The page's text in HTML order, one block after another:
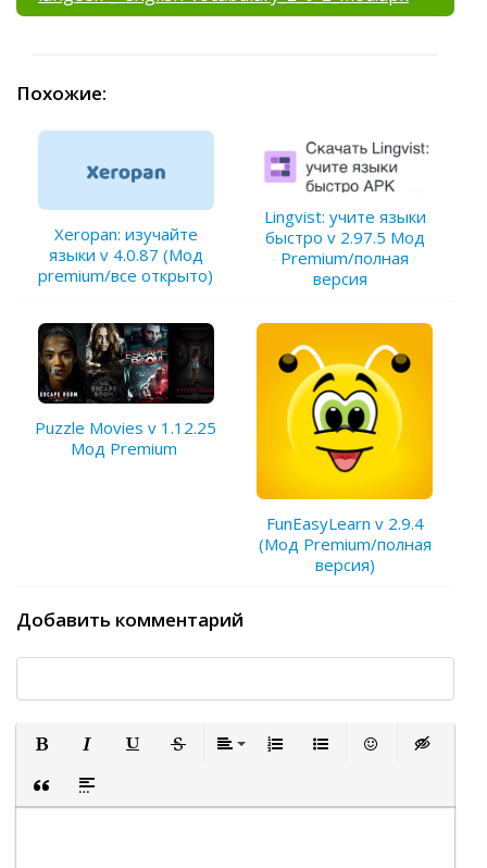
Похожие:
Xeropan: изучайте
языки v 4.0.87 (Мод
premium/все открыто)
Lingvist: учите языки
быстро v 2.97.5 Мод
Premium/полная
версия
Puzzle Movies v 1.12.25
Мод Premium
FunEasyLearn v 2.9.4
(Мод Premium/полная
версия)
Добавить комментарий
Вставка цитаты
Вставка спойлера